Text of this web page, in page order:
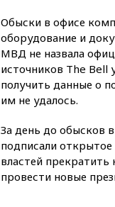
Обыски в офисе
оборудование и
МВД не назвала
источников The Bell
получить данные о
им не удалось.
За день до обысков
подписали
властей
провести новые